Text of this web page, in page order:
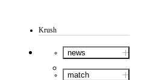
Krush
news
match